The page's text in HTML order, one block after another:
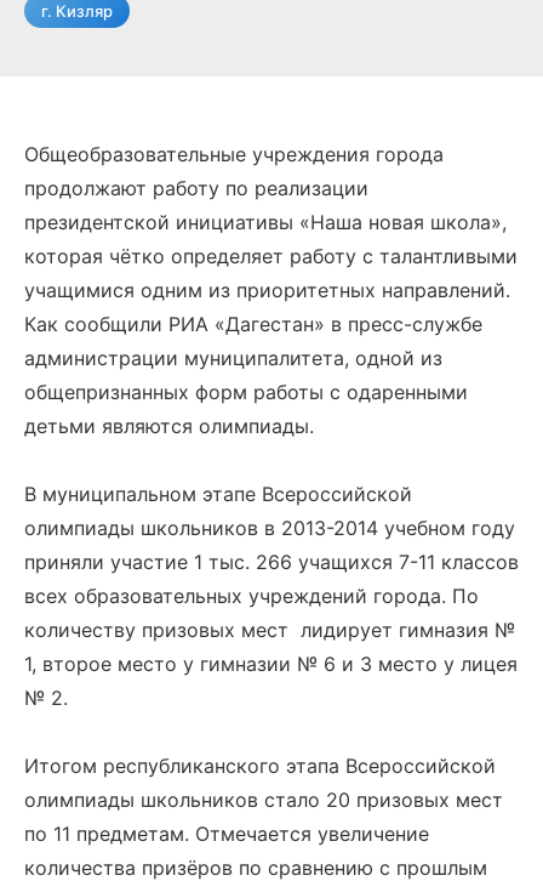
г. Кизляр
Общеобразовательные учреждения города
продолжают работу по реализации
президентской инициативы «Наша новая школа»,
которая чётко определяет работу с талантливыми
учащимися одним из приоритетных направлений.
Как сообщили РИА «Дагестан» в пресс-службе
администрации муниципалитета, одной из
общепризнанных форм работы с одаренными
детьми являются олимпиады.
В муниципальном этапе Всероссийской
олимпиады школьников в 2013-2014 учебном году
приняли участие 1 тыс. 266 учащихся 7-11 классов
всех образовательных учреждений города. По
количеству призовых мест лидирует гимназия №
1, второе место у гимназии № 6 и 3 место у лицея
№ 2.
Итогом республиканского этапа Всероссийской
олимпиады школьников стало 20 призовых мест
по 11 предметам. Отмечается увеличение
количества призёров по сравнению с прошлым